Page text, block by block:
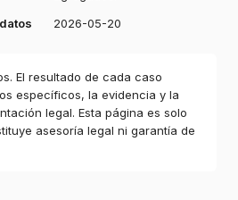
2026-05-20
El resultado de cada caso
específicos, la evidencia y la
legal. Esta página es solo
asesoría legal ni garantía de